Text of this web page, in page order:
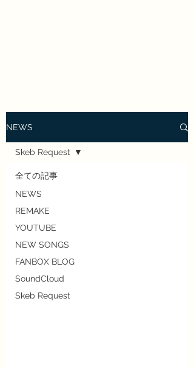
NEWS
全ての記事
NEWS
REMAKE
YOUTUBE
NEW SONGS
FANBOX BLOG
SoundCloud
Skeb Request
Skeb Request